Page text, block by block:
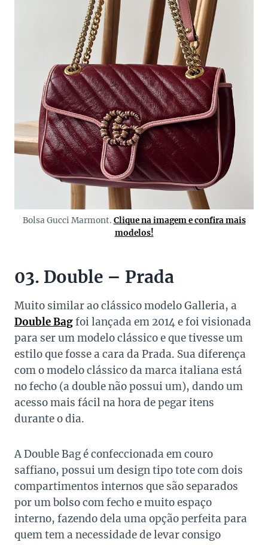
Bolsa Gucci Marmont. Clique na imagem e confira mais
modelos!
03. Double – Prada
Muito similar ao clássico modelo Galleria, a
Double Bagfoi lançada em 2014 e foi visionada
para ser um modelo clássico e que tivesse um
estilo que fosse a cara da Prada. Sua diferença
com o modelo clássico da marca italiana está
no fecho (a double não possui um), dando um
acesso mais fácil na hora de pegar itens
durante o dia.
A Double Bag é confeccionada em couro
saffiano, possui um design tipo tote com dois
compartimentos internos que são separados
por um bolso com fecho e muito espaço
interno, fazendo dela uma opção perfeita para
quem tem a necessidade de levar consigo